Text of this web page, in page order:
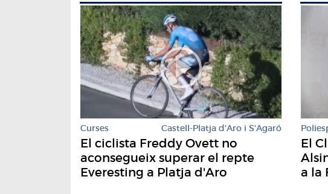
Curses Castell-Platja d'Aro i S'Agaró
El ciclista Freddy Ovett no
aconsegueix superar el repte
Everesting a Platja d'Aro
El
a la